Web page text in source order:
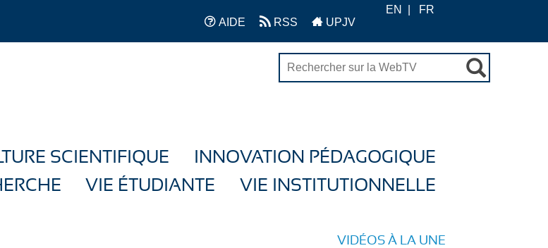
AIDE RSS UPJV
EN FR
SCIENTIFIQUE
INNOVATION PÉDAGOGIQUE
VIE ÉTUDIANTE VIE INSTITUTIONNELLE
VIDÉOS À LA UNE